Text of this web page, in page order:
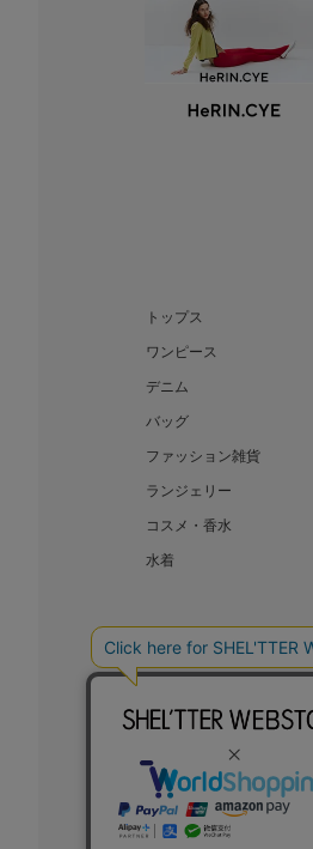
トップス
ワンピース
デニム
バッグ
ファッション雑貨
ランジェリー
コスメ・香水
水着
BAROQUE JAPAN LIMITED
COPYRIGHT © BAROQUE